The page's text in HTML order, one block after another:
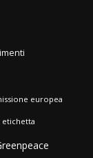
europea
etichetta